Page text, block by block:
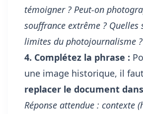
témoigner ? Peut-on
souffrance extrême ? Quelles
limites du photojournalisme ?
4. Complétez la phrase :
une image historique, il
replacer le document
Réponse attendue : contexte